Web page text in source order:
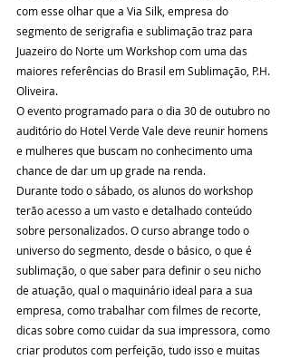
com esse olhar que a Via Silk, empresa do
segmento de serigrafia e sublimação traz para
Juazeiro do Norte um Workshop com uma das
maiores referências do Brasil em Sublimação, P.H.
Oliveira.
O evento programado para o dia 30 de outubro no
auditório do Hotel Verde Vale deve reunir homens
e mulheres que buscam no conhecimento uma
chance de dar um up grade na renda.
Durante todo o sábado, os alunos do workshop
terão acesso a um vasto e detalhado conteúdo
sobre personalizados. O curso abrange todo o
universo do segmento, desde o básico, o que é
sublimação, o que saber para definir o seu nicho
de atuação, qual o maquinário ideal para a sua
empresa, como trabalhar com filmes de recorte,
dicas sobre como cuidar da sua impressora, como
criar produtos com perfeição, tudo isso e muitas